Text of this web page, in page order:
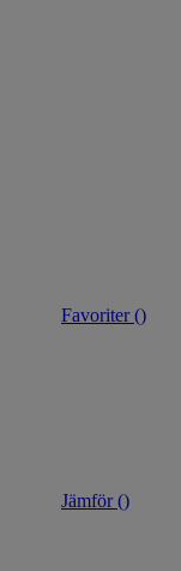
Favoriter ()
Jämför ()